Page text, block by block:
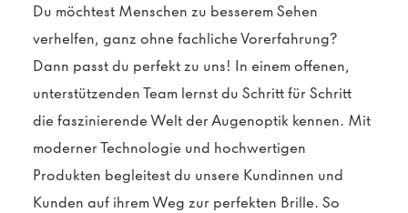
Du möchtest Menschen zu besserem Sehen
verhelfen, ganz ohne fachliche Vorerfahrung?
Dann passt du perfekt zu uns! In einem offenen,
unterstützenden Team lernst du Schritt für Schritt
die faszinierende Welt der Augenoptik kennen. Mit
moderner Technologie und hochwertigen
Produkten begleitest du unsere Kundinnen und
Kunden auf ihrem Weg zur perfekten Brille. So